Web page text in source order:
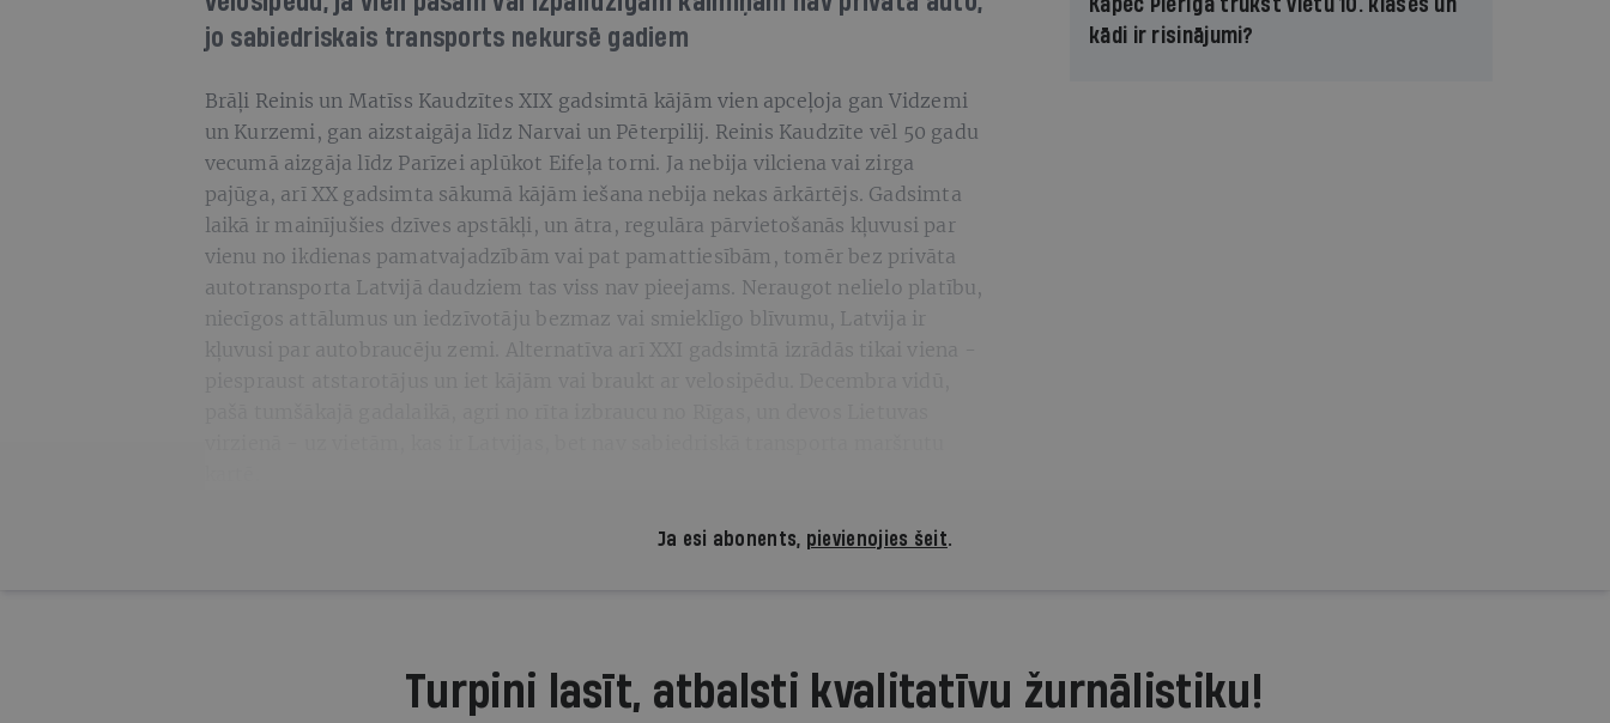
jo sabiedriskais transports nekursē gadiem
Brāļi Reinis un Matīss Kaudzītes XIX gadsimtā kājām vien apceļoja gan Vidzemi
un Kurzemi, gan aizstaigāja līdz Narvai un Pēterpilij. Reinis Kaudzīte vēl 50 gadu
vecumā aizgāja līdz Parīzei aplūkot Eifeļa torni. Ja nebija vilciena vai zirga
pajūga, arī XX gadsimta sākumā kājām iešana nebija nekas ārkārtējs. Gadsimta
laikā ir mainījušies dzīves apstākļi, un ātra, regulāra pārvietošanās kļuvusi par
vienu no ikdienas pamatvajadzībām vai pat pamattiesībām, tomēr bez privāta
autotransporta Latvijā daudziem tas viss nav pieejams. Neraugot nelielo platību,
niecīgos attālumus un iedzīvotāju bezmaz vai smieklīgo blīvumu, Latvija ir
kļuvusi par autobraucēju zemi. Alternatīva arī XXI gadsimtā izrādās tikai viena -
Kāpēc Pierīgā trūkst vietu 10. klasēs un
kādi ir risinājumi?
Ja esi abonents, pievienojies šeit.
Turpini lasīt, atbalsti kvalitatīvu žurnālistiku!